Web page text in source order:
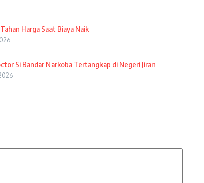
Harga Saat Biaya Naik
Si Bandar Narkoba Tertangkap di Negeri Jiran